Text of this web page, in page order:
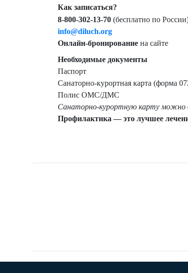
Как записаться?
8-800-302-13-70 (бесплатно по
info@diluch.org
Онлайн-бронирование на сайте
Необходимые документы
Паспорт
Санаторно-курортная карта (форма
Полис ОМС/ДМС
Санаторно-курортную карту можно
Профилактика — это лучшее